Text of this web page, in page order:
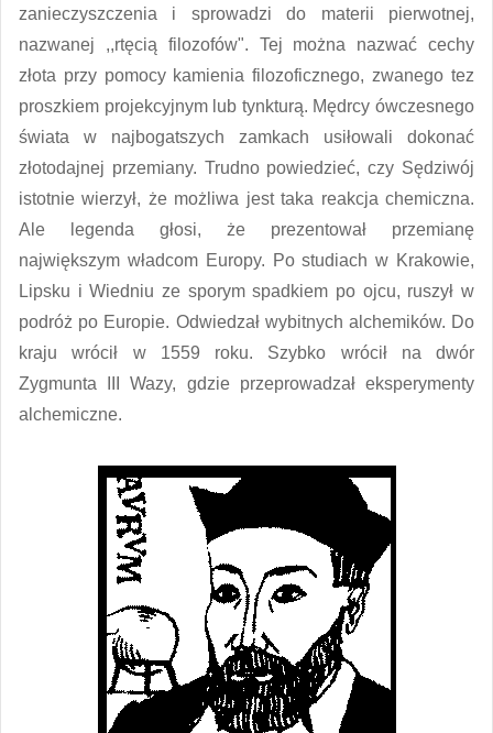
zanieczyszczenia i sprowadzi do materii pierwotnej,
nazwanej ,,rtęcią filozofów". Tej można nazwać cechy
złota przy pomocy kamienia filozoficznego, zwanego tez
proszkiem projekcyjnym lub tynkturą. Mędrcy ówczesnego
świata w najbogatszych zamkach usiłowali dokonać
złotodajnej przemiany. Trudno powiedzieć, czy Sędziwój
istotnie wierzył, że możliwa jest taka reakcja chemiczna.
Ale legenda głosi, że prezentował przemianę
największym władcom Europy. Po studiach w Krakowie,
Lipsku i Wiedniu ze sporym spadkiem po ojcu, ruszył w
podróż po Europie. Odwiedzał wybitnych alchemików. Do
kraju wrócił w 1559 roku. Szybko wrócił na dwór
Zygmunta III Wazy, gdzie przeprowadzał eksperymenty
alchemiczne.